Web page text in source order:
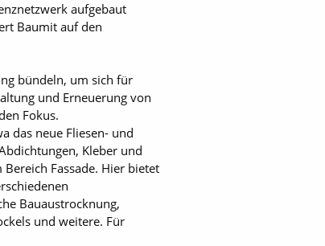
aufgebaut
Baumit auf den
bündeln, um sich für
und Erneuerung von
Fokus.
das neue Fliesen- und
Kleber und
Fassade. Hier bietet
Bauaustrocknung,
und weitere. Für